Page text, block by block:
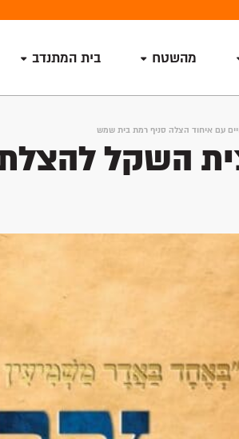
מהשטח בית המתנדב
עם איחוד הצלה סניף רמת בית שמש
השקל